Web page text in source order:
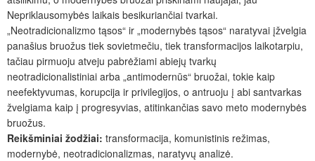
Nepriklausomybės laikais besikuriančiai tvarkai.
„Neotradicionalizmo tąsos“ ir „modernybės tąsos“ naratyvai įžvelgia
panašius bruožus tiek sovietmečiu, tiek transformacijos laikotarpiu,
tačiau pirmuoju atveju pabrėžiami abiejų tvarkų
neotradicionalistiniai arba „antimodernūs“ bruožai, tokie kaip
neefektyvumas, korupcija ir privilegijos, o antruoju į abi santvarkas
žvelgiama kaip į progresyvias, atitinkančias savo meto modernybės
bruožus.
Reikšminiai žodžiai: transformacija, komunistinis režimas,
modernybė, neotradiciona­lizmas, naratyvų analizė.